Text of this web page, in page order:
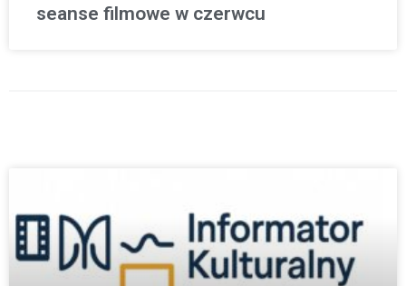
seanse filmowe w czerwcu